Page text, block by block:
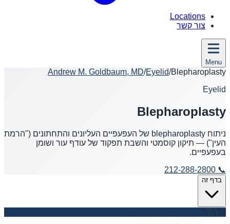
Locations
צור קשר
Menu
Andrew M. Goldbaum, MD/Eyelid/Blepharoplasty
Eyelid
Blepharoplasty
ניתוח blepharoplasty של העפעפיים העליונים והתחתונים ("הרמת
העין") — תיקון קוסמטי והשבת תפקוד של עודף עור ושומן
בעפעפיים.
📞
212-288-2800
בדף זה
בדף זה